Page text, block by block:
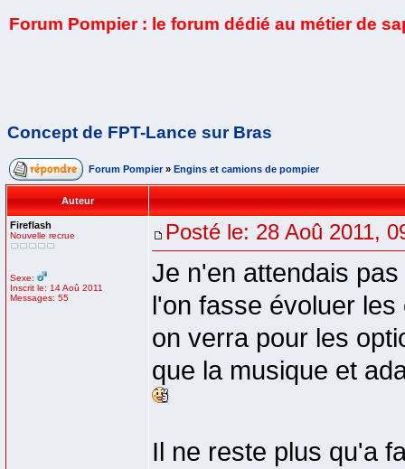
Forum Pompier : le forum dédié au métier de
Concept de FPT-Lance sur Bras
Forum Pompier » Engins et camions de pompier
Auteur
Fireflash
Nouvelle recrue
Sexe:
Inscrit le: 14 Aoû 2011
Messages: 55
Posté le: 28 Aoû 2011,
Je n'en attendais
l'on fasse évoluer
on verra pour les
que la musique et
Il ne reste plus qu'a